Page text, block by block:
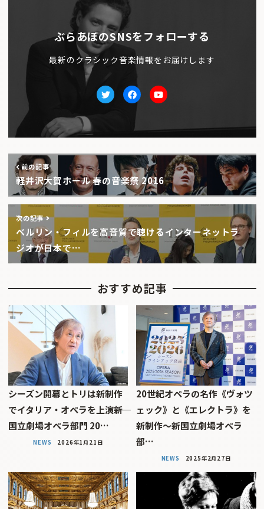
ぶらあぼのSNSをフォローする
最新のクラシック音楽情報をお届けします
TwitterfacebookYoutube
前の記事
軽井沢大賀ホール 春の音楽祭 2016
次の記事
ベルリン・フィルを高音質で聴けるインターネットラ
ジオが日本で…
おすすめ記事
シーズン開幕とトリは新制作
でイタリア・オペラを上演――新
国立劇場オペラ部門 20…
NEWS 2026年1月21日
20世紀オペラの名作《ヴォツ
ェック》と《エレクトラ》を
新制作〜新国立劇場オペラ
部…
NEWS 2025年2月27日